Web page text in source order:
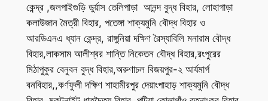
কেন্দ্র ,জলপাইগুড়ি ডুর্য়াস তেলিপাড়া আনন্দ বুদ্ধ বিহার, লোহাগাড়া
কলাউজান মৈত্রী বিহার, পতেঙ্গা শাক্যমুনি বৌদ্ধ বিহার ও
আরডিএনএ ধ্যান কেন্দ্র, রাঙ্গুনিয়া দক্ষিণ রৈস্যাবিলি মনারাম বৌদ্ধ
বিহার,লাকসাম আলীশ্বর শান্তি নিকেতন বৌদ্ধ বিহার,রংপুরের
মিঠাপুকুর বেনুবন বুদ্ধ বিহার,অরুণাচল বিজয়পুর-২ আর্যমার্গ
বনবিহার,,কর্ণফুলী দক্ষিণ শাহামীরপুর দেয়াংপাহাড় শাক্যমুনি বৌদ্ধ